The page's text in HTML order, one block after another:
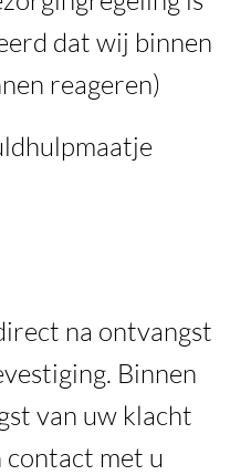
dat wij binnen
reageren)
na ontvangst
Binnen
van uw klacht
met u